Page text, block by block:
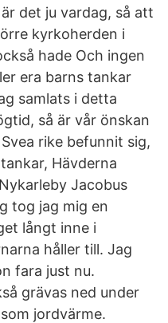
det ju vardag, så att
kyrkoherden i
hade Och ingen
era barns tankar
samlats i detta
så är vår önskan
rike befunnit sig,
Hävderna
Jacobus
tog jag mig en
långt inne i
håller till. Jag
fara just nu.
grävas ned under
jordvärme.